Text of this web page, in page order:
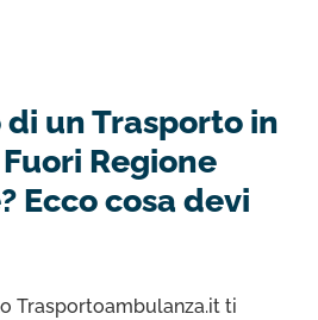
di un Trasporto in
Regione
Ecco cosa devi
Trasportoambulanza.it ti